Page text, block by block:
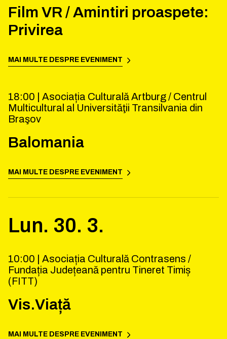
Film VR / Amintiri proaspete:
Privirea
MAI MULTE DESPRE EVENIMENT
18:00 | Asociația Culturală Artburg / Centrul
Multicultural al Universităţii Transilvania din
Braşov
Balomania
MAI MULTE DESPRE EVENIMENT
Lun. 30. 3.
10:00 | Asociația Culturală Contrasens /
Fundația Județeană pentru Tineret Timiș
(FITT)
Vis.Viață
MAI MULTE DESPRE EVENIMENT